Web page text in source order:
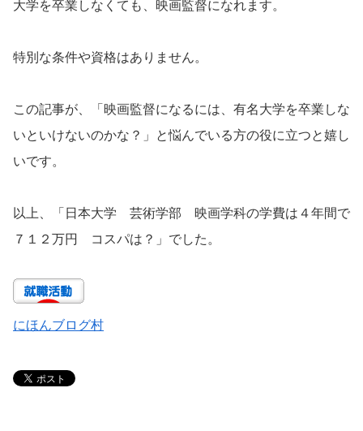
大学を卒業しなくても、映画監督になれます。
特別な条件や資格はありません。
この記事が、「映画監督になるには、有名大学を卒業しな
いといけないのかな？」と悩んでいる方の役に立つと嬉し
いです。
以上、「日本大学 芸術学部 映画学科の学費は４年間で
７１２万円 コスパは？」でした。
にほんブログ村